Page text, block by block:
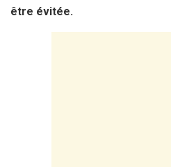
être évitée.